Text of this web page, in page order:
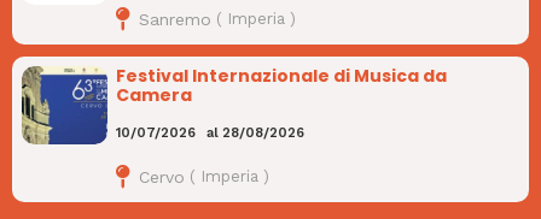
Sanremo ( Imperia )
Festival Internazionale di Musica da
Camera
10/07/2026 al 28/08/2026
Cervo ( Imperia)